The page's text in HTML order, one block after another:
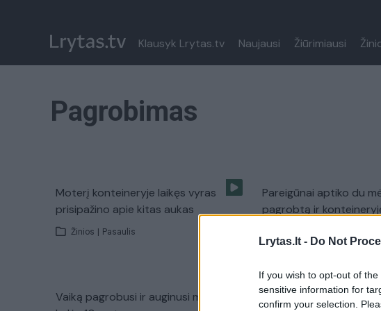
Lrytas.lt - Do Not
If you wish to opt-out of
sensitive information for
confirm your selection.
Klausyk Lrytas.tv Naujausi Žiūrimiausi
Pagrobimas
Moterį konteineryje laikęs vyras
prisipažino apie kitas aukas
Žinios Pasaulis
Pareigūnai aptiko du
pagrobtą ir
Vaiką pagrobusi ir auginusi moteris
JAV psichikos